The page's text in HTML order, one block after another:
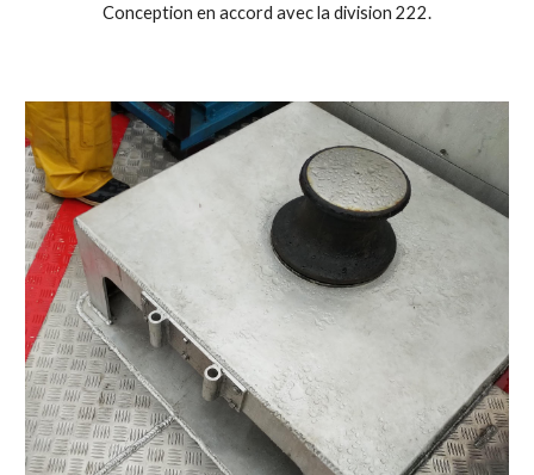
Conception en accord avec la division 222.